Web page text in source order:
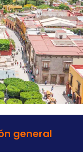
general